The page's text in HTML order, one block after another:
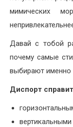
мимических
Давай с тобой
почему самые
выбирают именно
Диспорт